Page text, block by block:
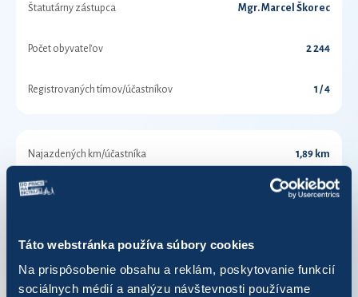
Táto webstránka používa súbory cookies
Na prispôsobenie obsahu a reklám, poskytovanie funkcií
sociálnych médií a analýzu návštevnosti používame
Štatutárny zástupca Mgr. Marcel Škorec
Počet obyvateľov 2 244
Registrovaných tímov/účastníkov 1 / 4
Najazdených km/účastníka 1,89 km
Koordinátor mesta Mgr. Marcel Škorec
VÚC Trnavský kraj